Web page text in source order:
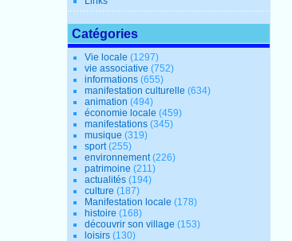
Catégories
Vie locale (1297)
vie associative (752)
informations (655)
manifestation culturelle (634)
animation (494)
économie locale (459)
manifestations (345)
musique (319)
sport(255)
environnement(226)
patrimoine (211)
actualités (194)
culture (187)
Manifestation locale (178)
histoire (168)
découvrir son village (153)
loisirs (130)